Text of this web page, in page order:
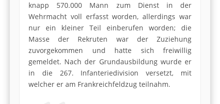
knapp 570.000 Mann zum Dienst in der
Wehrmacht voll erfasst worden, allerdings war
nur ein kleiner Teil einberufen worden; die
Masse der Rekruten war der Zuziehung
zuvorgekommen und hatte sich freiwillig
gemeldet. Nach der Grundausbildung wurde er
in die 267. Infanteriedivision versetzt, mit
welcher er am Frankreichfeldzug teilnahm.